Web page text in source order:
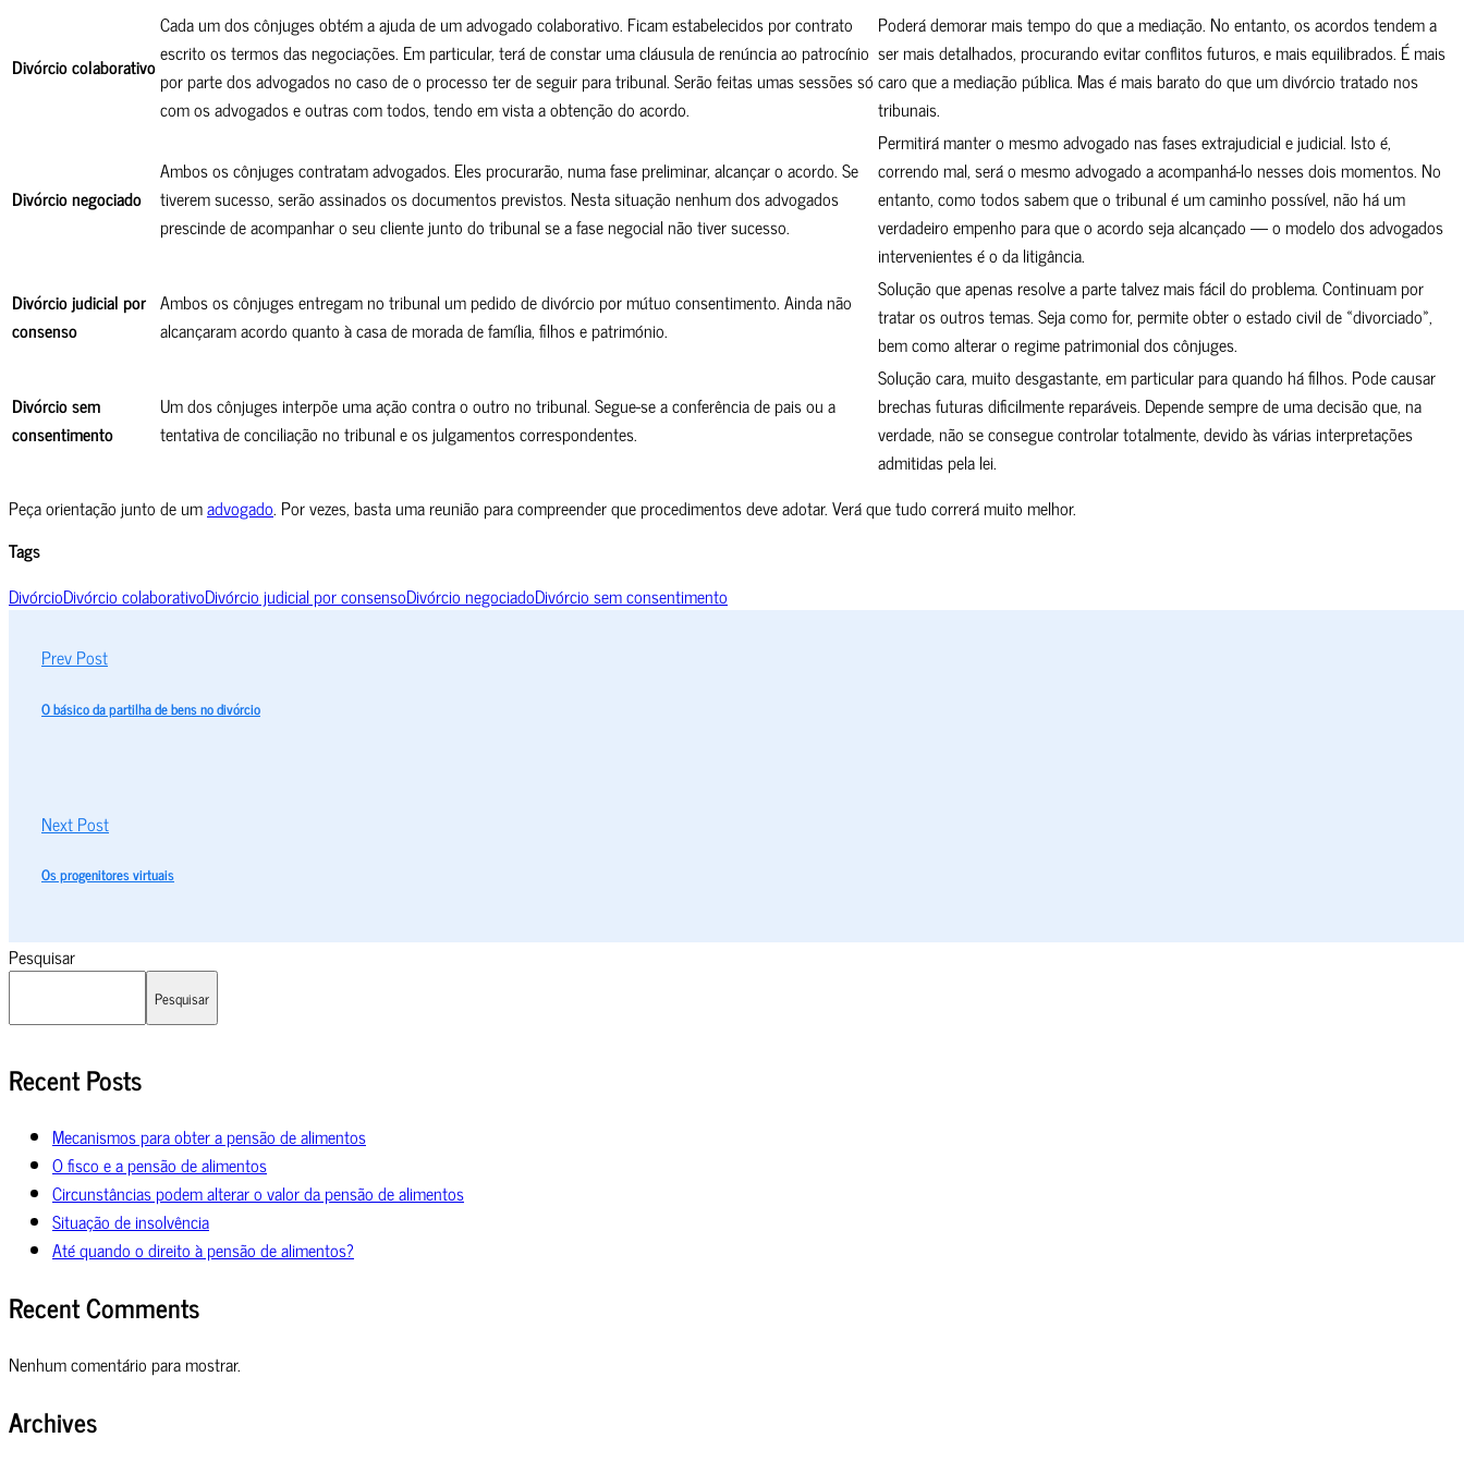
Divórciocolaborativo
Cada um dos cônjuges obtém a ajuda de um advogado colaborativo. Ficam estabelecidos por contrato
escrito os termos das negociações. Em particular, terá de constar uma cláusula de renúncia ao patrocínio
por parte dos advogados no caso de o processo ter de seguir para tribunal. Serão feitas umas sessões só
com os advogados e outras com todos, tendo em vista a obtenção do acordo.
Poderá demorar mais tempo do que a mediação. No entanto, os acordos tendem a
ser mais detalhados, procurando evitar conflitos futuros, e mais equilibrados. É mais
caro que a mediação pública. Mas é mais barato do que um divórcio tratado nos
tribunais.
Divórcio negociado
Ambos os cônjuges contratam advogados. Eles procurarão, numa fase preliminar, alcançar o acordo. Se
tiverem sucesso, serão assinados os documentos previstos. Nesta situação nenhum dos advogados
prescinde de acompanhar o seu cliente junto do tribunal se a fase negocial não tiver sucesso.
Permitirá manter o mesmo advogado nas fases extrajudicial e judicial. Isto é,
correndo mal, será o mesmo advogado a acompanhá-lo nesses dois momentos. No
entanto, como todos sabem que o tribunal é um caminho possível, não há um
verdadeiro empenho para que o acordo seja alcançado — o modelo dos advogados
intervenientes é o da litigância.
Divórcio judicial por
consenso
Ambos os cônjuges entregam no tribunal um pedido de divórcio por mútuo consentimento. Ainda não
alcançaram acordo quanto à casa de morada de família, filhos e património.
Solução que apenas resolve a parte talvez mais fácil do problema. Continuam por
tratar os outros temas. Seja como for, permite obter o estado civil de «divorciado»,
bem como alterar o regime patrimonial dos cônjuges.
Divórcio sem
consentimento
Um dos cônjuges interpõe uma ação contra o outro no tribunal. Segue-se a conferência de pais ou a
tentativa de conciliação no tribunal e os julgamentos correspondentes.
Solução cara, muito desgastante, em particular para quando há filhos. Pode causar
brechas futuras dificilmente reparáveis. Depende sempre de uma decisão que, na
verdade, não se consegue controlar totalmente, devido às várias interpretações
admitidas pela lei.
Peça orientação junto de umadvogado. Por vezes, basta uma reunião para compreender que procedimentos deve adotar. Verá que tudo correrá muito melhor.
Tags
DivórcioDivórcio colaborativoDivórcio judicial por consensoDivórcio negociadoDivórcio sem consentimento
Prev Post
O básico da partilha de bens no divórcio
Next Post
Os progenitores virtuais
Pesquisar
Pesquisar
Recent Posts
Mecanismos para obter a pensão de alimentos
O fisco e a pensão de alimentos
Circunstâncias podem alterar o valor da pensão de alimentos
Situação de insolvência
Até quando o direito à pensão de alimentos?
Recent Comments
Nenhum comentário para mostrar.
Archives